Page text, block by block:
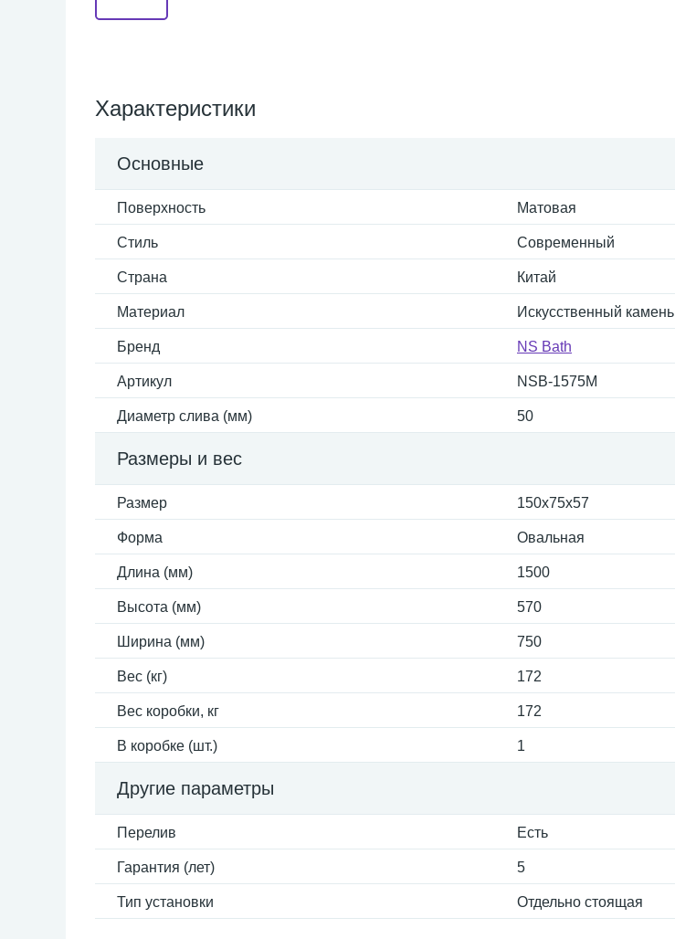
Характеристики
Основные
Поверхность Матовая
Стиль Современный
Страна Китай
Материал Искусственный камень
Бренд NS Bath
Артикул NSB-1575M
Диаметр слива (мм) 50
Размеры и вес
Размер 150x75x57
Форма Овальная
Длина (мм) 1500
Высота (мм) 570
Ширина (мм) 750
Вес (кг) 172
Вес коробки, кг 172
В коробке (шт.) 1
Другие параметры
Перелив Есть
Гарантия (лет) 5
Тип установки Отдельно стоящая